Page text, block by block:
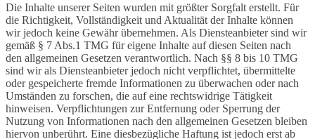
Die Inhalte unserer Seiten wurden mit größter Sorgfalt erstellt. Für
die Richtigkeit, Vollständigkeit und Aktualität der Inhalte können
wir jedoch keine Gewähr übernehmen. Als Diensteanbieter sind wir
gemäß § 7 Abs.1 TMG für eigene Inhalte auf diesen Seiten nach
den allgemeinen Gesetzen verantwortlich. Nach §§ 8 bis 10 TMG
sind wir als Diensteanbieter jedoch nicht verpflichtet, übermittelte
oder gespeicherte fremde Informationen zu überwachen oder nach
Umständen zu forschen, die auf eine rechtswidrige Tätigkeit
hinweisen. Verpflichtungen zur Entfernung oder Sperrung der
Nutzung von Informationen nach den allgemeinen Gesetzen bleiben
hiervon unberührt. Eine diesbezügliche Haftung ist jedoch erst ab